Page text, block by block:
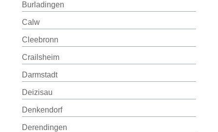
Burladingen
Calw
Cleebronn
Crailsheim
Darmstadt
Deizisau
Denkendorf
Derendingen